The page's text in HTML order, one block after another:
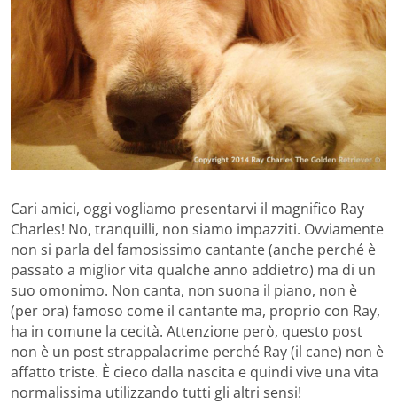
Cari amici, oggi vogliamo presentarvi il magnifico Ray
Charles! No, tranquilli, non siamo impazziti. Ovviamente
non si parla del famosissimo cantante (anche perché è
passato a miglior vita qualche anno addietro) ma di un
suo omonimo. Non canta, non suona il piano, non è
(per ora) famoso come il cantante ma, proprio con Ray,
ha in comune la cecità. Attenzione però, questo post
non è un post strappalacrime perché Ray (il cane) non è
affatto triste. È cieco dalla nascita e quindi vive una vita
normalissima utilizzando tutti gli altri sensi!